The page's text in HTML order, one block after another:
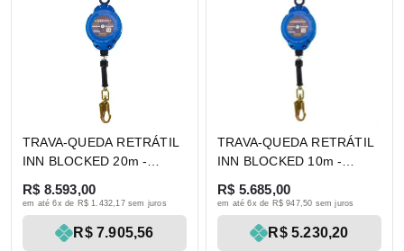
TRAVA-QUEDA RETRÁTIL
INN BLOCKED 20m -
R$ 8.593,00
R$ 7.905,56
em até 6x de R$ 1.432,17 sem juros
TRAVA-QUEDA RETRÁTIL
INN BLOCKED 10m -
R$ 5.685,00
R$ 5.230,20
em até 6x de R$ 947,50 sem juros